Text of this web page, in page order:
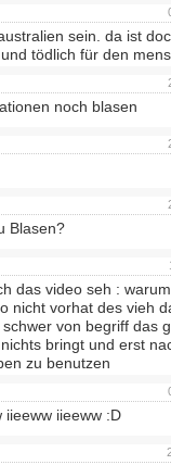
sein. da ist
tödlich für den
noch blasen
Blasen?
das video seh :
nicht vorhat des vieh
von begriff das
bringt und erst
zu benutzen
iieeww iieeww :D